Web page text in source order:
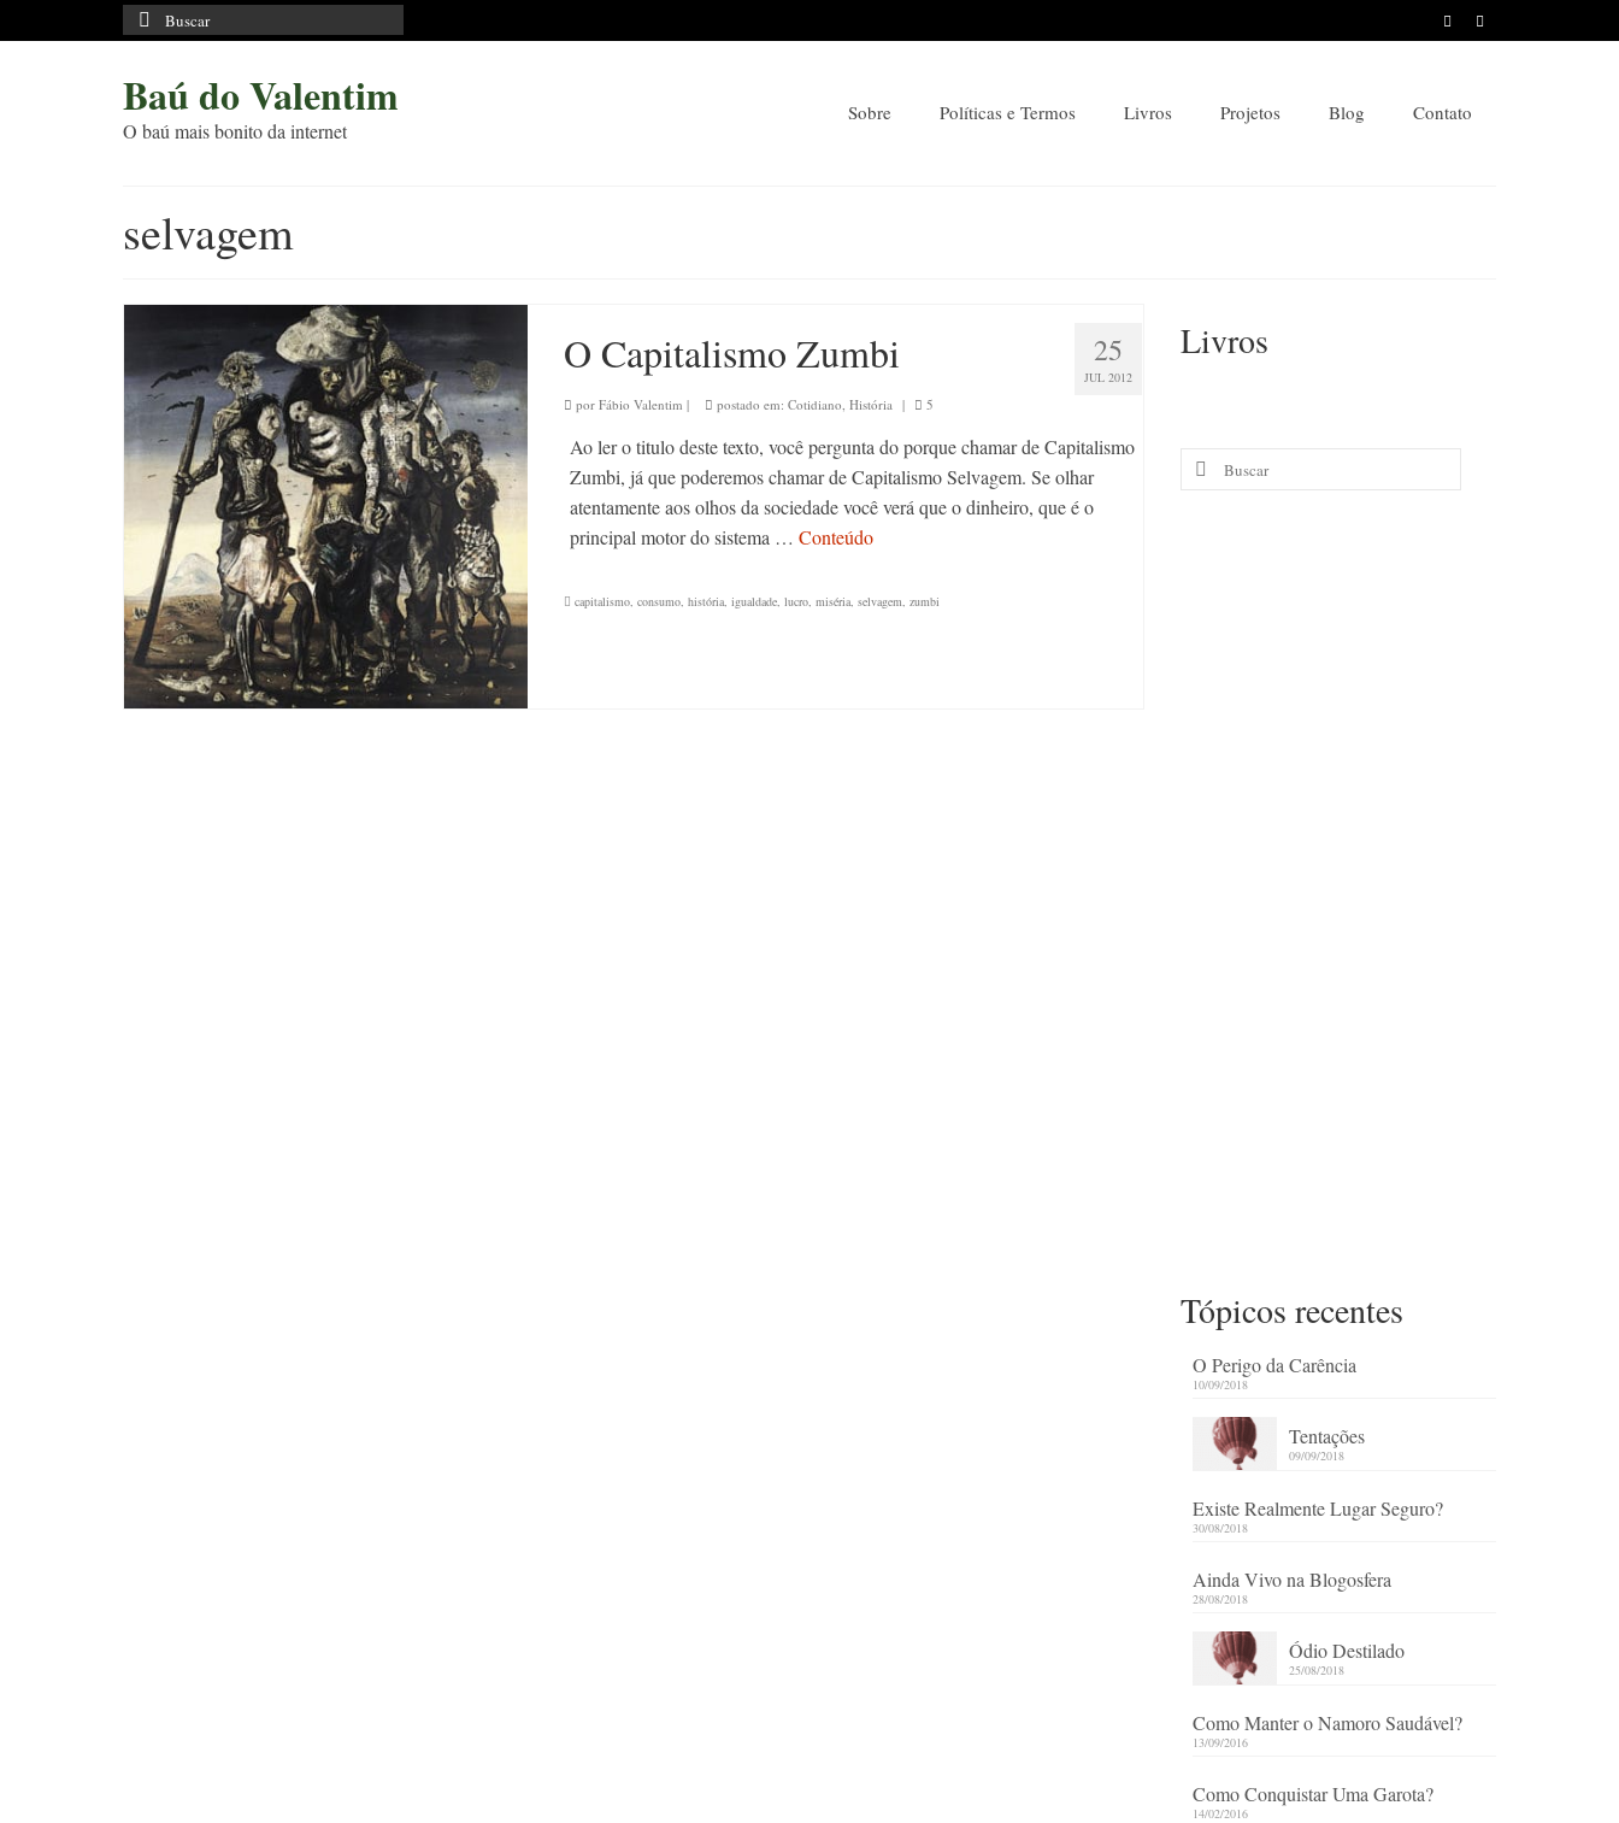
Buscar
por:
Baú do Valentim
O baú mais bonito da internet
Sobre Políticas e Termos Livros Projetos Blog Contato
selvagem
25
JUL 2012
O Capitalismo Zumbi
por Fábio Valentim | postado em: Cotidiano, História | 5
Ao ler o titulo deste texto, você pergunta do porque chamar de Capitalismo
Zumbi, já que poderemos chamar de Capitalismo Selvagem. Se olhar
atentamente aos olhos da sociedade você verá que o dinheiro, que é o
principal motor do sistema … Conteúdo
capitalismo, consumo, história, igualdade, lucro, miséria, selvagem, zumbi
Livros
Buscar
por:
Tópicos recentes
O Perigo da Carência
10/09/2018
Tentações
09/09/2018
Existe Realmente Lugar Seguro?
30/08/2018
Ainda Vivo na Blogosfera
28/08/2018
Ódio Destilado
25/08/2018
Como Manter o Namoro Saudável?
13/09/2016
Como Conquistar Uma Garota?
14/02/2016